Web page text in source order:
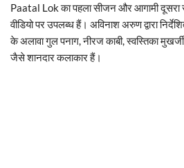
Paatal Lok का पहला सीजन और आगामी दूसरा
वीडियो पर उपलब्ध हैं। अविनाश अरुण द्वारा
के अलावा गुल पनाग, नीरज काबी, स्वस्तिका
जैसे शानदार कलाकार हैं।